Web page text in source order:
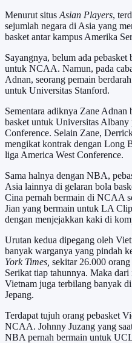
Menurut situs Asian Players,
sejumlah negara di Asia yang
basket antar kampus Amerika
Sayangnya, belum ada
untuk NCAA. Namun, pada
Adnan, seorang pemain
untuk Universitas Stanford.
Sementara adiknya Zane Adnan
basket untuk Universitas Albany
Conference. Selain Zane,
mengikat kontrak dengan Long
liga America West Conference.
Sama halnya dengan NBA,
Asia lainnya di gelaran bola
Cina pernah bermain di NCAA
Jian yang bermain untuk LA
dengan menjejakkan kaki di
Urutan kedua dipegang oleh
banyak warganya yang pindah
York Times, sekitar 26.000
Serikat tiap tahunnya. Maka dari
Vietnam juga terbilang banyak
Jepang.
Terdapat tujuh orang pebasket
NCAA. Johnny Juzang yang
NBA pernah bermain untuk